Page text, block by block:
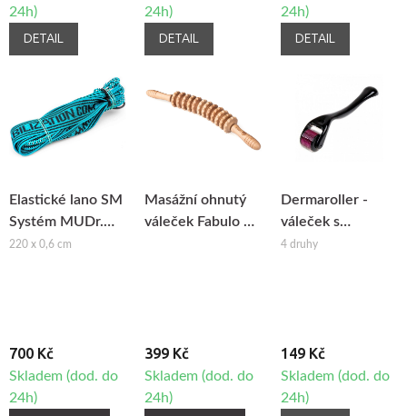
24h)
DETAIL
24h)
DETAIL
24h)
DETAIL
Elastické lano SM
Systém MUDr.
Smíšek
220 x 0,6 cm
700 Kč
Skladem (dod. do
24h)
Masážní ohnutý
váleček Fabulo na
399 Kč
Skladem (dod. do
24h)
Dermaroller -
váleček s
mikrojehlami
4 druhy
149 Kč
Skladem (dod. do
24h)